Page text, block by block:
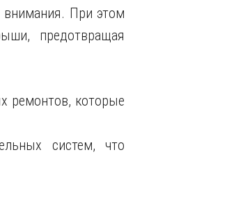
внимания. При этом
предотвращая
ремонтов, которые
систем, что